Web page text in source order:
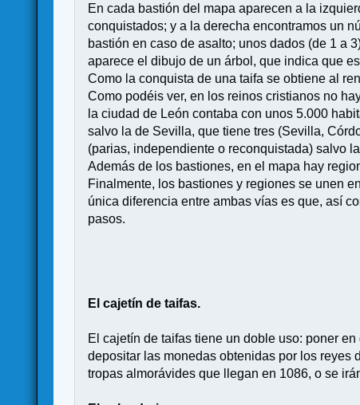
En cada bastión del mapa aparecen a la
conquistados; y a la derecha encontramos un
bastión en caso de asalto; unos dados (de 1 a
aparece el dibujo de un árbol, que indica que
Como la conquista de una taifa se obtiene al
Como podéis ver, en los reinos cristianos no
la ciudad de León contaba con unos 5.000
salvo la de Sevilla, que tiene tres (Sevilla,
(parias, independiente o reconquistada) salvo
Además de los bastiones, en el mapa hay
Finalmente, los bastiones y regiones se unen
única diferencia entre ambas vías es que, así
pasos.
El cajetín de taifas.
El cajetín de taifas tiene un doble uso: poner
depositar las monedas obtenidas por los reyes
tropas almorávides que llegan en 1086, o se